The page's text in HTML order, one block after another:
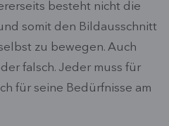
besteht nicht die
somit den Bildausschnitt
zu bewegen. Auch
falsch. Jeder muss für
für seine Bedürfnisse am